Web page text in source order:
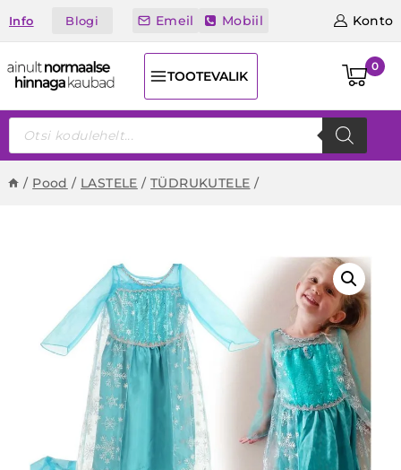
toInfo Blogi Emeil Mobiil Konto
TOOTEVALIK
0
Products
search
/ Pood / LASTELE / TÜDRUKUTELE /